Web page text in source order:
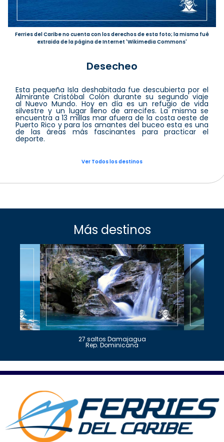
Ferries del Caribe no cuenta con los derechos de esta foto; la misma fué
extraida de la página de Internet 'Wikimedia Commons'
Desecheo
Esta pequeña Isla deshabitada fue descubierta por el
Almirante Cristóbal Colón durante su segundo viaje
al Nuevo Mundo. Hoy en día es un refugio de vida
silvestre y un lugar lleno de arrecifes. La misma se
encuentra a 13 millas mar afuera de la costa oeste de
Puerto Rico y para los amantes del buceo esta es una
de las áreas más fascinantes para practicar el
deporte.
Ver Todos los destinos
Más destinos
27 saltos Damajagua
Rep. Dominicana